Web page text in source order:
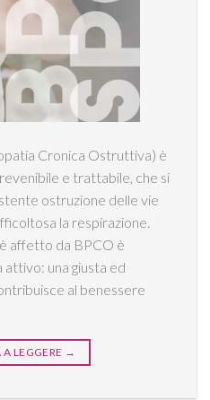
Cronica Ostruttiva) è
e trattabile, che si
ostruzione delle vie
la respirazione.
affetto da BPCO è
una giusta ed
al benessere
LEGGERE →